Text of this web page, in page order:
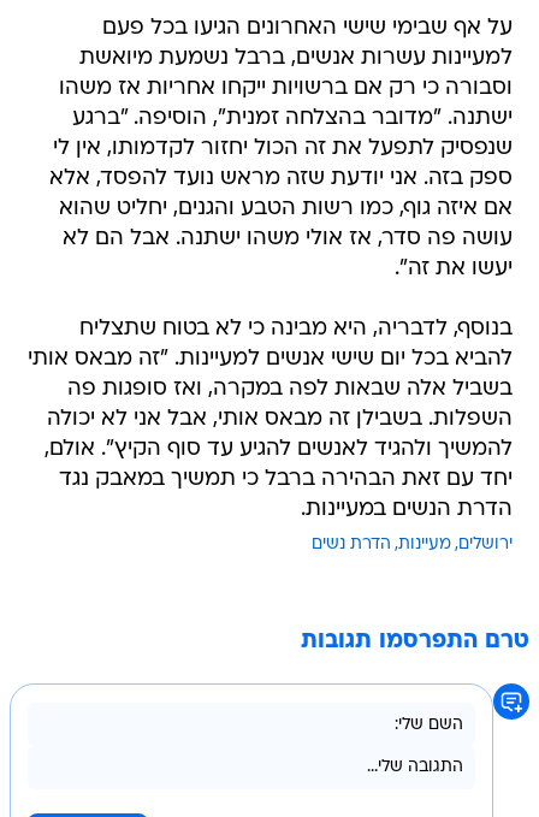
על אף שבימי שישי האחרונים הגיעו בכל פעם
למעיינות עשרות אנשים, ברבל נשמעת מיואשת
וסבורה כי רק אם ברשויות ייקחו אחריות אז משהו
ישתנה. "מדובר בהצלחה זמנית", הוסיפה. "ברגע
שנפסיק לתפעל את זה הכול יחזור לקדמותו, אין לי
ספק בזה. אני יודעת שזה מראש נועד להפסד, אלא
אם איזה גוף, כמו רשות הטבע והגנים, יחליט שהוא
עושה פה סדר, אז אולי משהו ישתנה. אבל הם לא
יעשו את זה".
בנוסף, לדבריה, היא מבינה כי לא בטוח שתצליח
להביא בכל יום שישי אנשים למעיינות. "זה מבאס אותי
בשביל אלה שבאות לפה במקרה, ואז סופגות פה
השפלות. בשבילן זה מבאס אותי, אבל אני לא יכולה
להמשיך ולהגיד לאנשים להגיע עד סוף הקיץ". אולם,
יחד עם זאת הבהירה ברבל כי תמשיך במאבק נגד
הדרת הנשים במעיינות.
ירושלים מעיינות הדרת נשים
טרם התפרסמו תגובות